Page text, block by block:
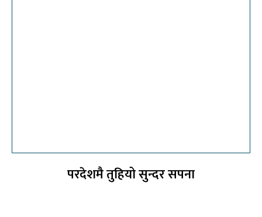
परदेशमै तुहियो सुन्दर सपना